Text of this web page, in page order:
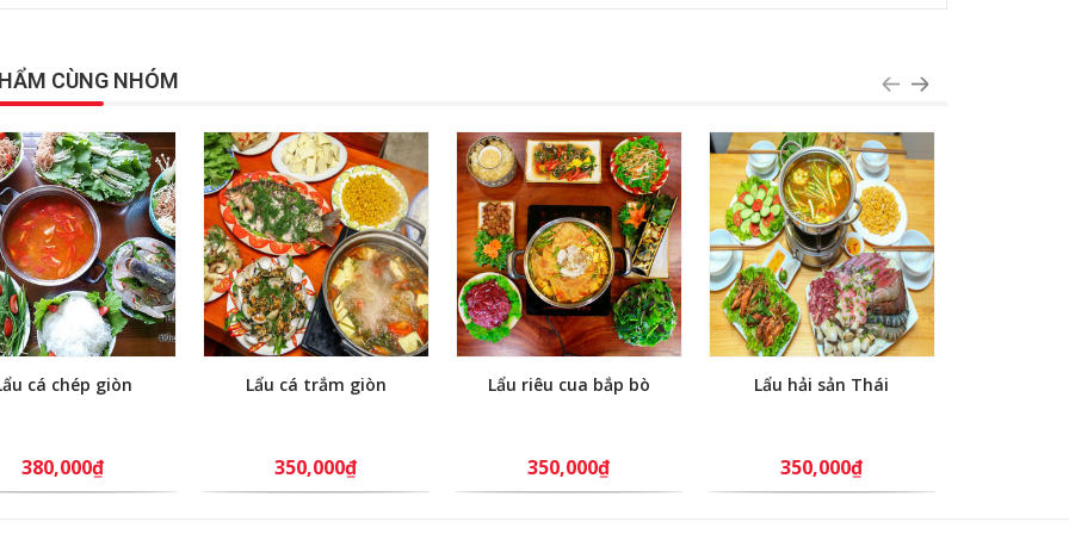
CÙNG NHÓM
cá chép giòn
380,000₫
Lẩu cá trắm giòn
350,000₫
Lẩu riêu cua bắp bò
350,000₫
Lẩu hải sản Thái
350,000₫